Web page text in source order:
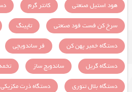
هود استیل صنعتی
کانتر گرم
سرخ کن فست فود صنعتی
تاپینگ
دستگاه خمیر پهن کن
فر ساندویچی
دستگاه گریل
ساندویچ ساز
دستگاه بلال تنوری
دستگاه ذرت مکزیکی